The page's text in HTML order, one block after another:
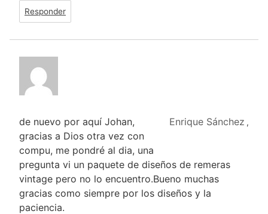
Responder
Enrique Sánchez ,
de nuevo por aquí Johan,
gracias a Dios otra vez con
compu, me pondré al dia, una
pregunta vi un paquete de diseños de remeras
vintage pero no lo encuentro.Bueno muchas
gracias como siempre por los diseños y la
paciencia.